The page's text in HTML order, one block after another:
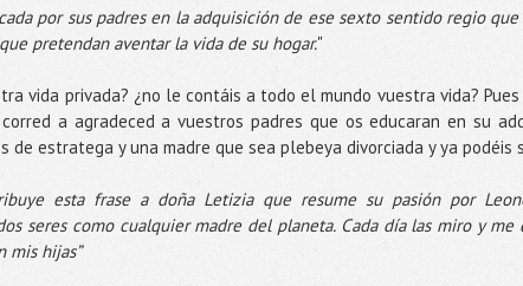
por sus padres en la adquisición de ese sexto sentido regio
pretendan aventar la vida de su hogar."
vida privada? ¿no le contáis a todo el mundo vuestra vida?
a agradeced a vuestros padres que os educaran en su
de estratega y una madre que sea plebeya divorciada y ya podéis
esta frase a doña Letizia que resume su pasión por
seres como cualquier madre del planeta. Cada día las miro y me
mis hijas”